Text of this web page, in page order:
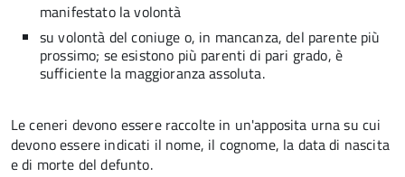
manifestato la volontà
su volontà del coniuge o, in mancanza, del parente più
prossimo; se esistono più parenti di pari grado, è
sufficiente la maggioranza assoluta.
Le ceneri devono essere raccolte in un'apposita urna su cui
devono essere indicati il nome, il cognome, la data di nascita
e di morte del defunto.